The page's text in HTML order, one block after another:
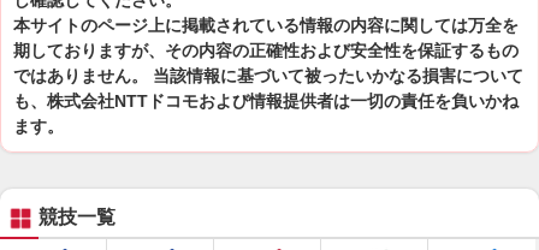
本サイトのページ上に掲載されている情報の内容に関しては万全を
期しておりますが、その内容の正確性および安全性を保証するもの
ではありません。 当該情報に基づいて被ったいかなる損害について
も、株式会社NTTドコモおよび情報提供者は一切の責任を負いかね
ます。
競技一覧